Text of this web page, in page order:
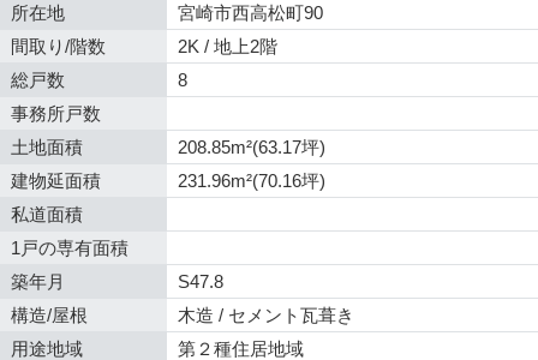
所在地
宮崎市西高松町90
間取り/階数
2K / 地上2階
総戸数
8
事務所戸数
土地面積
208.85m²(63.17坪)
建物延面積
231.96m²(70.16坪)
私道面積
1戸の専有面積
築年月
S47.8
構造/屋根
木造 / セメント瓦葺き
用途地域
第２種住居地域